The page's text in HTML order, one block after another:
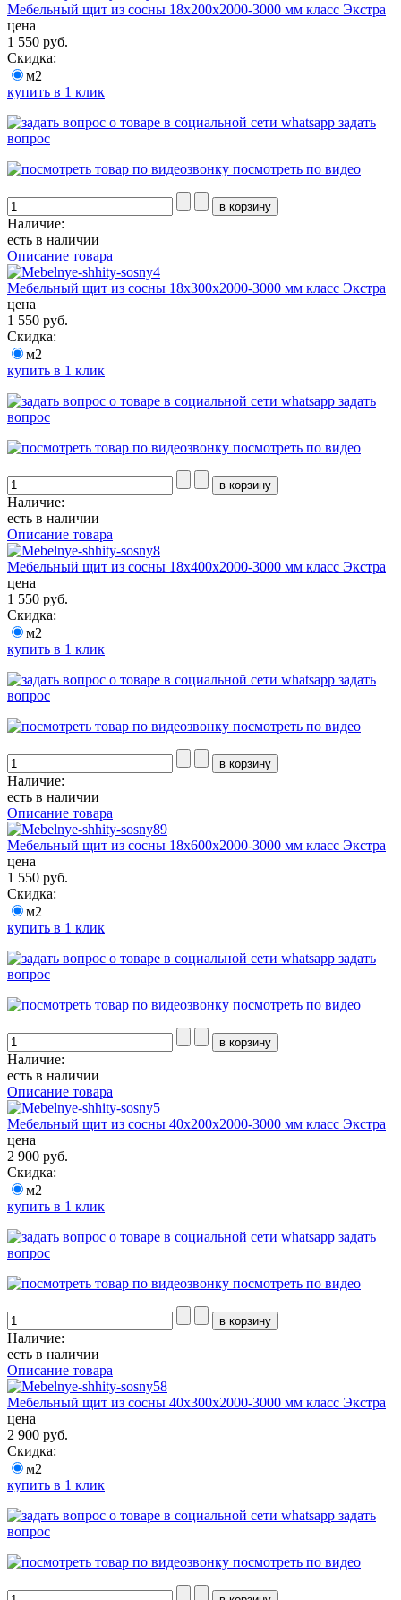
Мебельный щит из сосны 18х200х2000-3000 мм класс Экстра
цена
1 550 руб.
Скидка:
м2
купить в 1 клик
задать
вопрос
посмотреть по видео
Наличие:
есть в наличии
Описание товара
Мебельный щит из сосны 18х300х2000-3000 мм класс Экстра
цена
1 550 руб.
Скидка:
м2
купить в 1 клик
задать
вопрос
посмотреть по видео
Наличие:
есть в наличии
Описание товара
Мебельный щит из сосны 18х400х2000-3000 мм класс Экстра
цена
1 550 руб.
Скидка:
м2
купить в 1 клик
задать
вопрос
посмотреть по видео
Наличие:
есть в наличии
Описание товара
Мебельный щит из сосны 18х600х2000-3000 мм класс Экстра
цена
1 550 руб.
Скидка:
м2
купить в 1 клик
задать
вопрос
посмотреть по видео
Наличие:
есть в наличии
Описание товара
Мебельный щит из сосны 40х200х2000-3000 мм класс Экстра
цена
2 900 руб.
Скидка:
м2
купить в 1 клик
задать
вопрос
посмотреть по видео
Наличие:
есть в наличии
Описание товара
Мебельный щит из сосны 40х300х2000-3000 мм класс Экстра
цена
2 900 руб.
Скидка:
м2
купить в 1 клик
задать
вопрос
посмотреть по видео